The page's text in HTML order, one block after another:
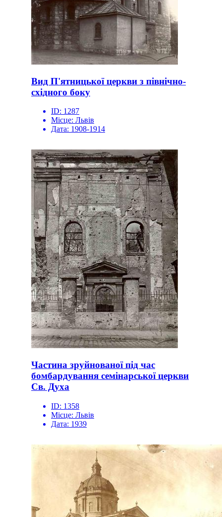
Вид П'ятницької церкви з північно-
східного боку
ID: 1287
Місце: Львів
Дата: 1908-1914
Частина зруйнованої під час
бомбардування семінарської церкви
Св. Духа
ID: 1358
Місце: Львів
Дата: 1939